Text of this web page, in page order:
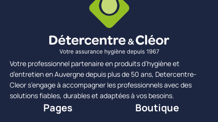
Votre professionnel partenaire en produits d’hygiène et
d’entretien en Auvergne depuis plus de 50 ans, Detercentre-
Cleor s’engage à accompagner les professionnels avec des
solutions fiables, durables et adaptées à vos besoins.
Pages Boutique